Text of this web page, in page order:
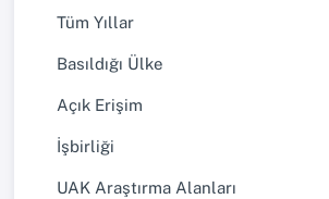
Tüm Yıllar
Basıldığı Ülke
Açık Erişim
İşbirliği
UAK Araştırma Alanları